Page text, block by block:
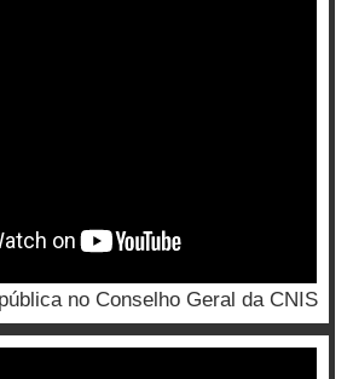
no Conselho Geral da CNIS